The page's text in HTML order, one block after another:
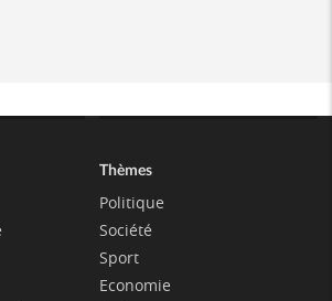
Thèmes
Politique
Société
Sport
Economie